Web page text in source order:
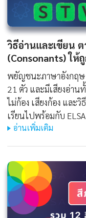
วิธีอ่านและเขียน
(Consonants) ให้
พยัญชนะภาษาอังกฤษ
21 ตัว และมีเสียงอ่าน
ไม่ก้อง เสียงก้อง และ
เรียนไปพร้อมกับ
อ่านเพิ่มเติม